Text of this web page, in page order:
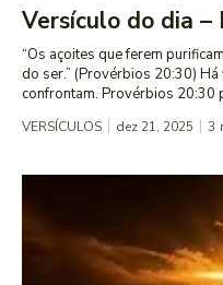
Versículo do dia –
“Os açoites que ferem
do ser.” (Provérbios 20:30) Há versículos que confortam. Outros
confrontam. Provérbios 20:30
VERSÍCULOS dez 21, 2025 3